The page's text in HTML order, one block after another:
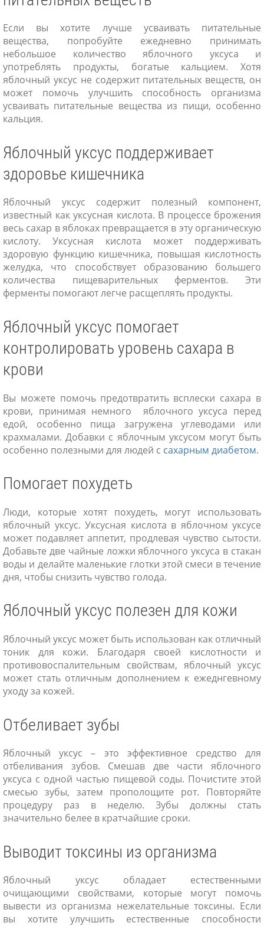
Если вы хотите лучше усваивать питательные
вещества, попробуйте ежедневно принимать
небольшое количество яблочного уксуса и
употреблять продукты, богатые кальцием. Хотя
яблочный уксус не содержит питательных веществ, он
может помочь улучшить способность организма
усваивать питательные вещества из пищи, особенно
кальция.
Яблочный уксус поддерживает
здоровье кишечника
Яблочный уксус содержит полезный компонент,
известный как уксусная кислота. В процессе брожения
весь сахар в яблоках превращается в эту органическую
кислоту. Уксусная кислота может поддерживать
здоровую функцию кишечника, повышая кислотность
желудка, что способствует образованию большего
количества пищеварительных ферментов. Эти
ферменты помогают легче расщеплять продукты.
Яблочный уксус помогает
контролировать уровень сахара в
крови
Вы можете помочь предотвратить всплески сахара в
крови, принимая немного яблочного уксуса перед
едой, особенно пища загружена углеводами или
крахмалами. Добавки с яблочным уксусом могут быть
особенно полезными для людей с сахарным диабетом.
Помогает похудеть
Люди, которые хотят похудеть, могут использовать
яблочный уксус. Уксусная кислота в яблочном уксусе
может подавляет аппетит, продлевая чувство сытости.
Добавьте две чайные ложки яблочного уксуса в стакан
воды и делайте маленькие глотки этой смеси в течение
дня, чтобы снизить чувство голода.
Яблочный уксус полезен для кожи
Яблочный уксус может быть использован как отличный
тоник для кожи. Благодаря своей кислотности и
противовоспалительным свойствам, яблочный уксус
может стать отличным дополнением к ежеднгевному
уходу за кожей.
Отбеливает зубы
Яблочный уксус – это эффективное средство для
отбеливания зубов. Смешав две части яблочного
уксуса с одной частью пищевой соды. Почистите этой
смесью зубы, затем прополощите рот. Повторяйте
процедуру раз в неделю. Зубы должны стать
значительно белее в кратчайшие сроки.
Выводит токсины из организма
Яблочный уксус обладает естественными
очищающими свойствами, которые могут помочь
вывести из организма нежелательные токсины. Если
вы хотите улучшить естественные способности